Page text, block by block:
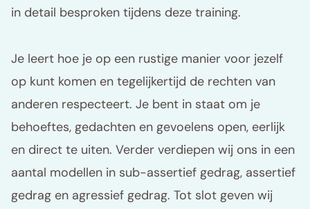
in detail besproken tijdens deze training.
Je leert hoe je op een rustige manier voor jezelf
op kunt komen en tegelijkertijd de rechten van
anderen respecteert. Je bent in staat om je
behoeftes, gedachten en gevoelens open, eerlijk
en direct te uiten. Verder verdiepen wij ons in een
aantal modellen in sub-assertief gedrag, assertief
gedrag en agressief gedrag. Tot slot geven wij